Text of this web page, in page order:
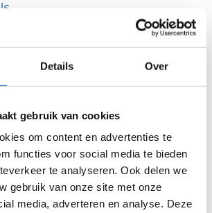
Details Over
gebruik van cookies
om content en advertenties te
functies voor social media te bieden
te analyseren. Ook delen we
gebruik van onze site met onze
media, adverteren en analyse. Deze
– Over het FEAM-rapport
experimentele geneeskunde,
Michel, hoogleraar geriatrische
University of Geneva – Waarom
van vitaal belang voor